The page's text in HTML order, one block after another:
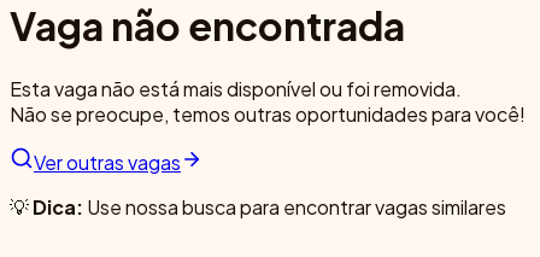
Vaga não encontrada
Esta vaga não está mais disponível ou foi removida.
Não se preocupe, temos outras oportunidades para você!
Ver outras vagas
💡Dica: Use nossa busca para encontrar vagas similares